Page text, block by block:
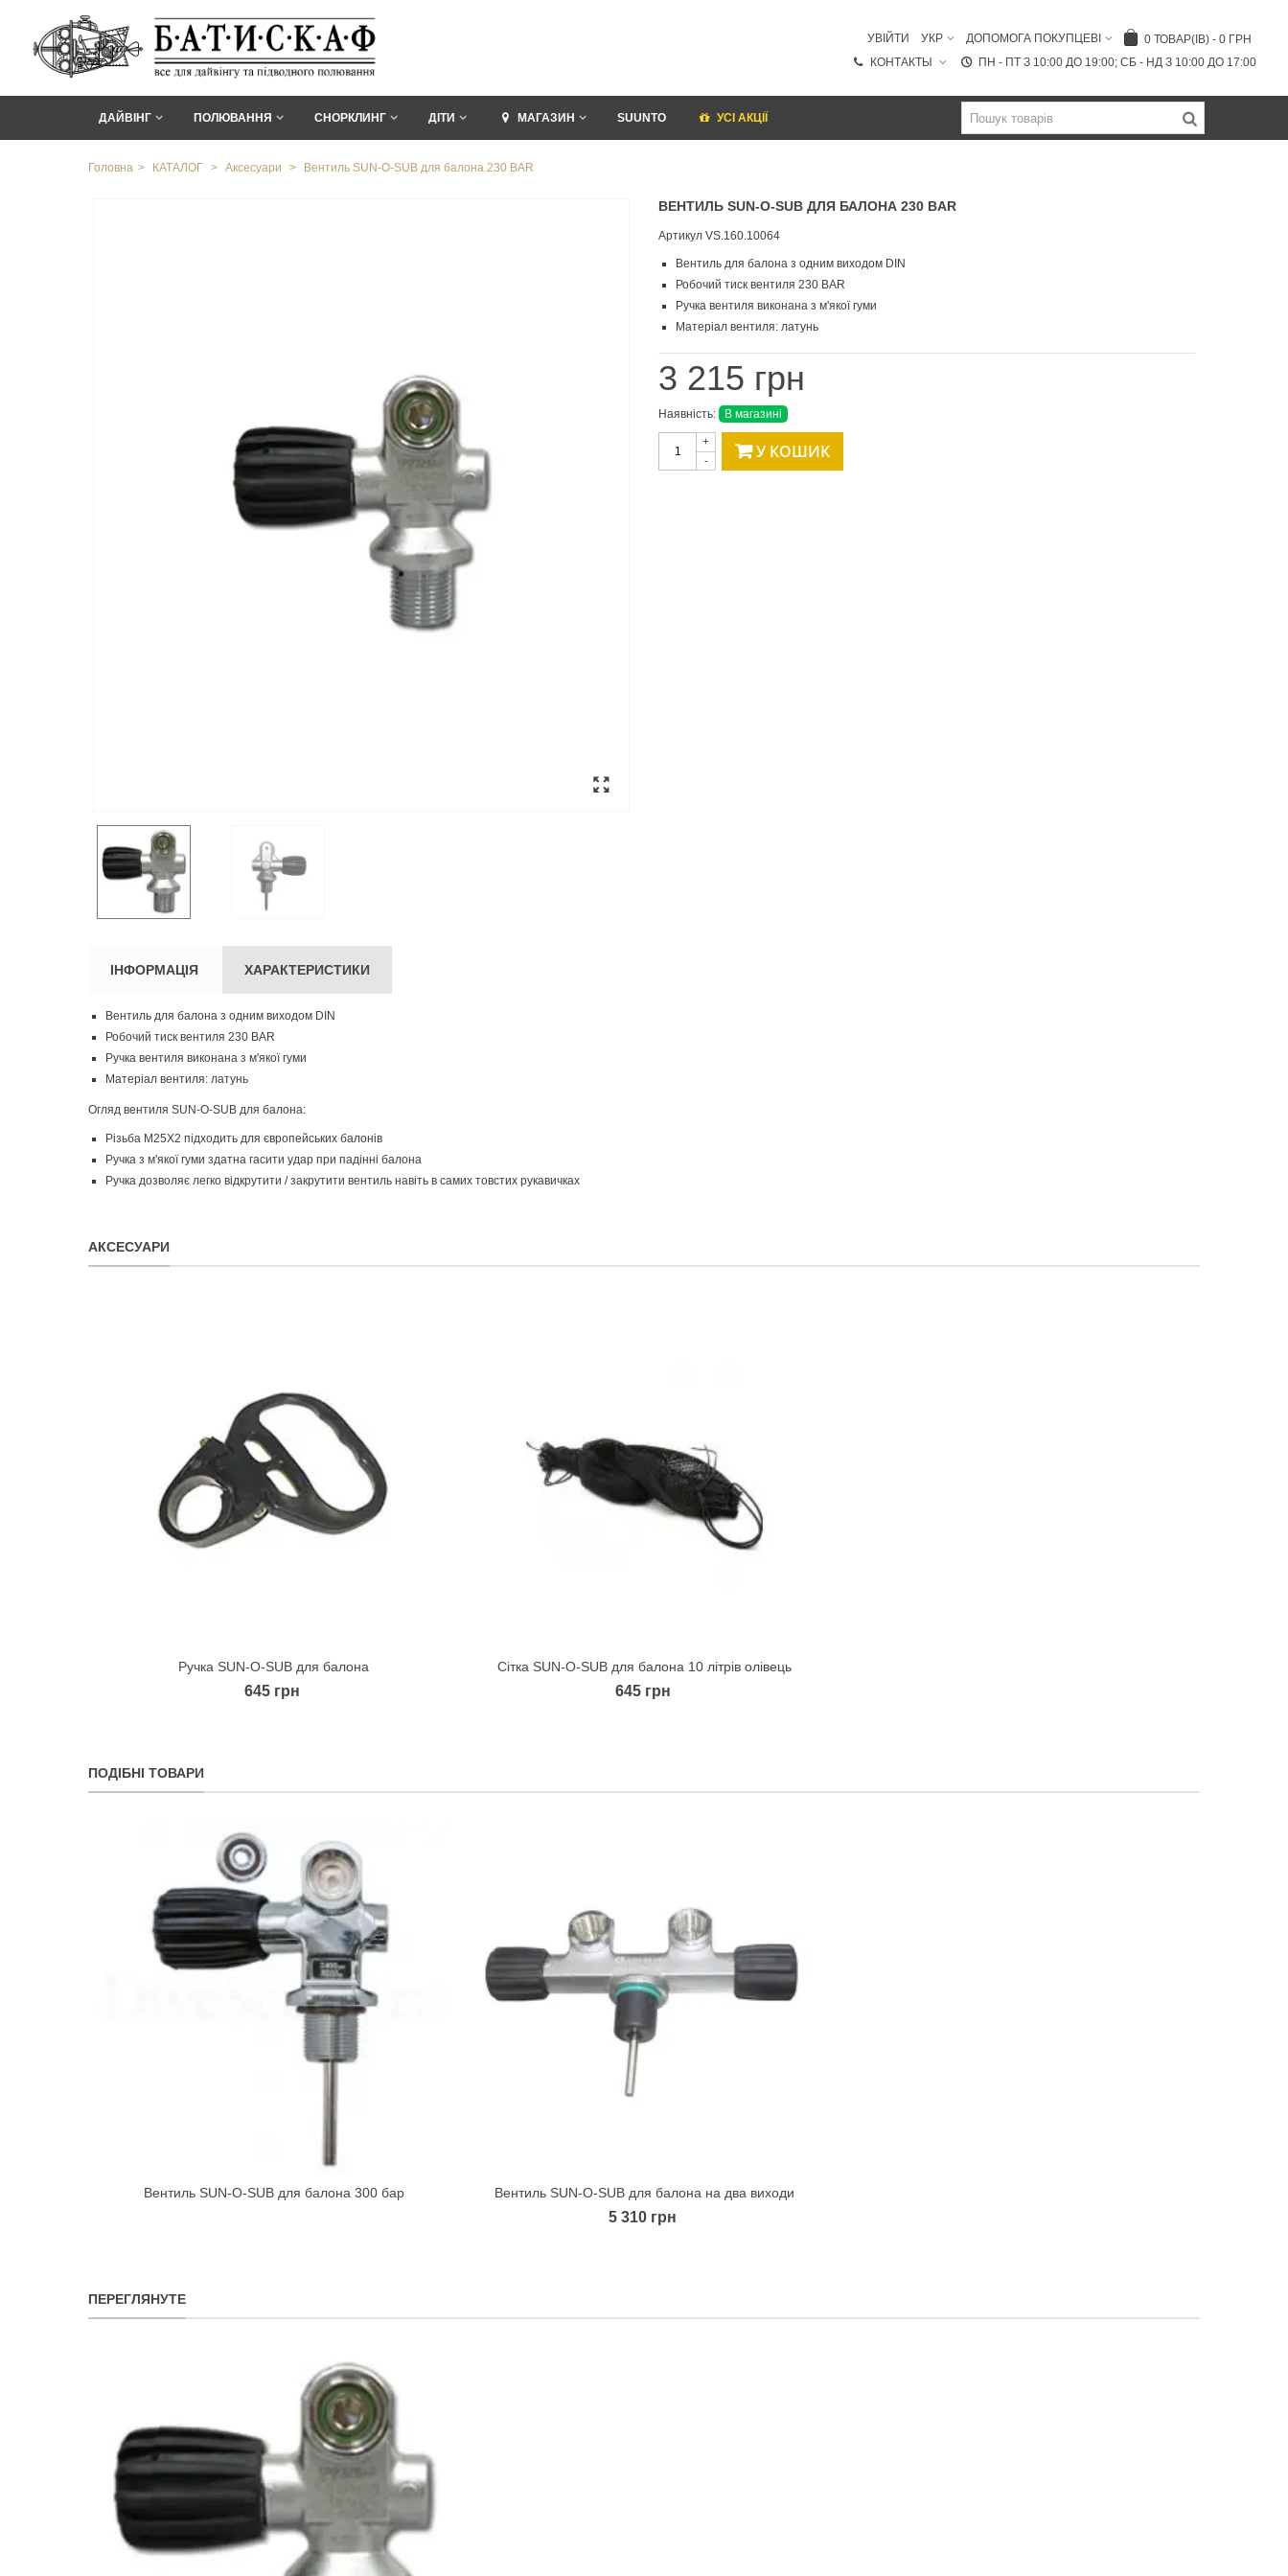
0 ТОВАР(ІВ) - 0 ГРН
ДОПОМОГА ПОКУПЦЕВІ
УКР
УВІЙТИ
ПН - ПТ З 10:00 ДО 19:00; СБ - НД З 10:00 ДО 17:00
КОНТАКТЫ
ДАЙВІНГ ПОЛЮВАННЯ СНОРКЛИНГ ДІТИ МАГАЗИН SUUNTO УСI АКЦІЇ
Головна > КАТАЛОГ > Аксесуари > Вентиль SUN-O-SUB для балона 230 BAR
ВЕНТИЛЬ SUN-O-SUB ДЛЯ БАЛОНА 230 BAR
Артикул VS.160.10064
Вентиль для балона з одним виходом DIN
Робочий тиск вентиля 230 BAR
Ручка вентиля виконана з м'якої гуми
Матеріал вентиля: латунь
3 215 грн
Наявність: В магазині
-
+ У КОШИК
ІНФОРМАЦІЯ ХАРАКТЕРИСТИКИ
Вентиль для балона з одним виходом DIN
Робочий тиск вентиля 230 BAR
Ручка вентиля виконана з м'якої гуми
Матеріал вентиля: латунь
Огляд вентиля SUN-O-SUB для балона:
Різьба M25Х2 підходить для європейських балонів
Ручка з м'якої гуми здатна гасити удар при падінні балона
Ручка дозволяє легко відкрутити / закрутити вентиль навіть в самих товстих рукавичках
АКСЕСУАРИ
Quick view
Ручка SUN-O-SUB для балона
645 грн
Quick view
Сітка SUN-O-SUB для балона 10 літрів олівець
645 грн
ПОДІБНІ ТОВАРИ
Quick view
Вентиль SUN-O-SUB для балона 300 бар Quick view
Вентиль SUN-O-SUB для балона на два виходи
5 310 грн
ПЕРЕГЛЯНУТЕ